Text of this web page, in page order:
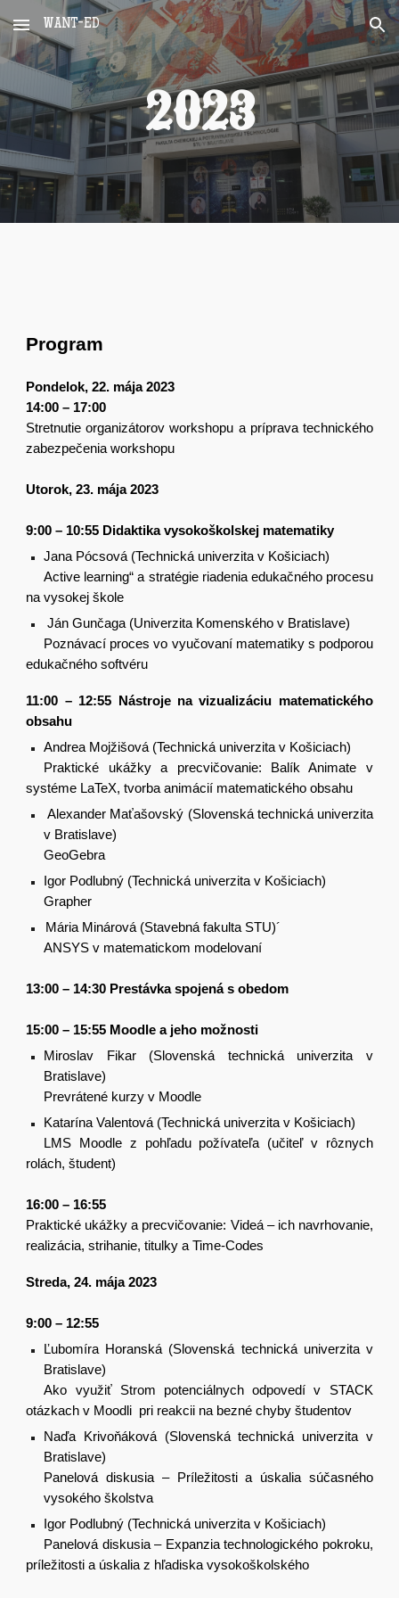
Skip to main content Skip to navigation
WANT-ED
2023
Program
Pondelok, 22. mája 2023
14:00 – 17:00
Stretnutie organizátorov workshopu a príprava technického
zabezpečenia workshopu
Utorok, 23. mája 2023
9:00 – 10:55 Didaktika vysokoškolskej matematiky
Jana Pócsová (Technická univerzita v Košiciach)
Active learning“ a stratégie riadenia edukačného procesu
na vysokej škole
Ján Gunčaga (Univerzita Komenského v Bratislave)
Poznávací proces vo vyučovaní matematiky s podporou
edukačného softvéru
11:00 – 12:55 Nástroje na vizualizáciu matematického
obsahu
Andrea Mojžišová (Technická univerzita v Košiciach)
Praktické ukážky a precvičovanie: Balík Animate v
systéme LaTeX, tvorba animácií matematického obsahu
Alexander Maťašovský (Slovenská technická univerzita
v Bratislave)
GeoGebra
Igor Podlubný (Technická univerzita v Košiciach)
Grapher
Mária Minárová (Stavebná fakulta STU)´
ANSYS v matematickom modelovaní
13:00 – 14:30 Prestávka spojená s obedom
15:00 – 15:55 Moodle a jeho možnosti
Miroslav Fikar (Slovenská technická univerzita v
Bratislave)
Prevrátené kurzy v Moodle
Katarína Valentová (Technická univerzita v Košiciach)
LMS Moodle z pohľadu požívateľa (učiteľ v rôznych
rolách, študent)
16:00 – 16:55
Praktické ukážky a precvičovanie: Videá – ich navrhovanie,
realizácia, strihanie, titulky a Time-Codes
Streda, 24. mája 2023
9:00 – 12:55
Ľubomíra Horanská (Slovenská technická univerzita v
Bratislave)
Ako využiť Strom potenciálnych odpovedí v STACK
otázkach v Moodli pri reakcii na bezné chyby študentov
Naďa Krivoňáková (Slovenská technická univerzita v
Bratislave)
Panelová diskusia – Príležitosti a úskalia súčasného
vysokého školstva
Igor Podlubný (Technická univerzita v Košiciach)
Panelová diskusia – Expanzia technologického pokroku,
príležitosti a úskalia z hľadiska vysokoškolského